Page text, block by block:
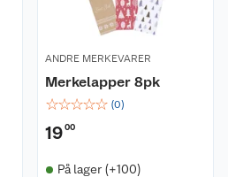
ANDRE MERKEVARER
Merkelapper 8pk
☆☆☆☆☆ (0)
1900
På lager (+100)